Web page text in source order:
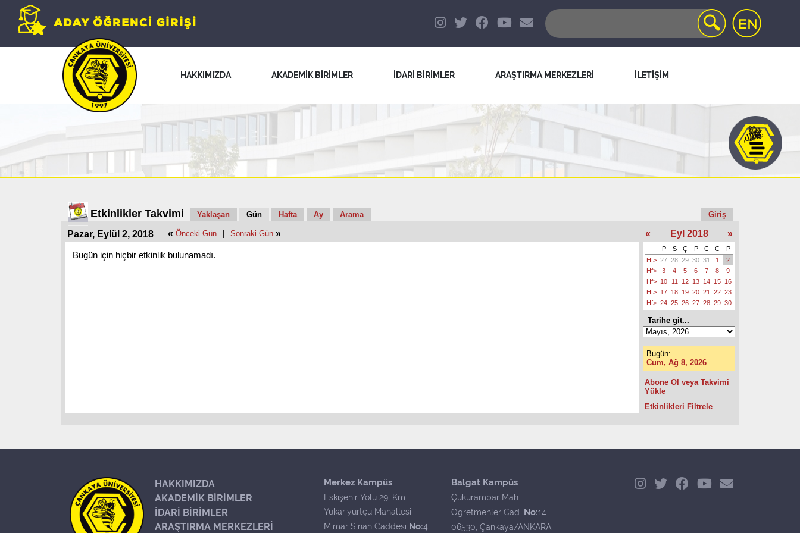
HAKKIMIZDA AKADEMİK BİRİMLER İDARİ BİRİMLER ARAŞTIRMA MERKEZLERİ İLETİŞİM
Etkinlikler Takvimi Yaklaşan Gün Hafta Ay Arama Giriş
Pazar, Eylül 2, 2018 « Önceki Gün Sonraki Gün »
Bugün için hiçbir etkinlik bulunamadı.
« Eyl 2018 »
P S Ç P C C
P
Hf> 27 28 29 30 31 1
2
Hf>
3 4 5 6 7 8
9
Hf> 10 11 12 13 14 15 16
Hf> 17 18 19 20 21 22 23
Hf> 24 25 26 27 28 29 30
Tarihe git...
Bugün:
Cum, Ağ 8, 2026
Abone Ol veya Takvimi
Yükle
Etkinlikleri Filtrele
HAKKIMIZDA
AKADEMİK BİRİMLER
İDARİ BİRİMLER
ARAŞTIRMA MERKEZLERİ
Merkez Kampüs
Eskişehir Yolu 29. Km.
Yukarıyurtçu Mahallesi
Mimar Sinan Caddesi No:4
Balgat Kampüs
Çukurambar Mah.
Öğretmenler Cad. No:14
06530, Çankaya/ANKARA